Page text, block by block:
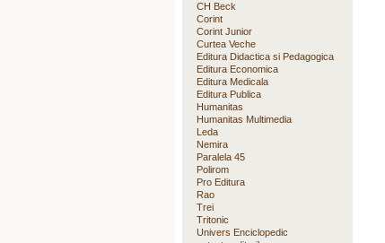
CH Beck
Corint
Corint Junior
Curtea Veche
Editura Didactica si Pedagogica
Editura Economica
Editura Medicala
Editura Publica
Humanitas
Humanitas Multimedia
Leda
Nemira
Paralela 45
Polirom
Pro Editura
Rao
Trei
Tritonic
Univers Enciclopedic